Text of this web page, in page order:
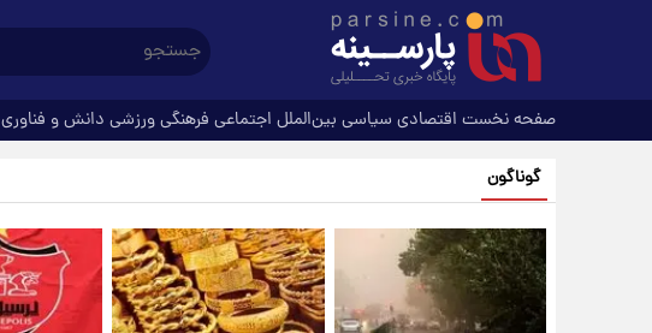
صفحه نخست اقتصادی سیاسی بین‌الملل اجتماعی فرهنگیورزشی دانش و فناوری
گوناگون